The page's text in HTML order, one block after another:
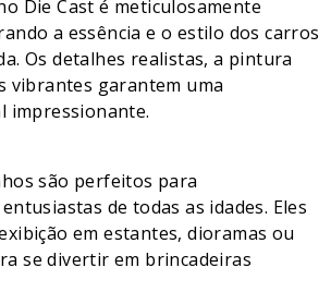
Die Cast é meticulosamente
a essência e o estilo dos carros
Os detalhes realistas, a pintura
vibrantes garantem uma
impressionante.
são perfeitos para
de todas as idades. Eles
em estantes, dioramas ou
se divertir em brincadeiras